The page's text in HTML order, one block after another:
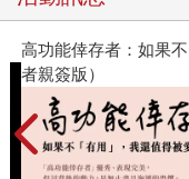
2026年8月金石堂強力